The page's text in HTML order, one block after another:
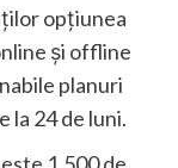
opțiunea
și offline
planuri
la 24 de luni.